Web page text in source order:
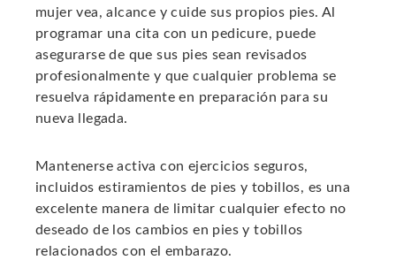
mujer vea, alcance y cuide sus propios pies. Al
programar una cita con un pedicure, puede
asegurarse de que sus pies sean revisados ​​
profesionalmente y que cualquier problema se
resuelva rápidamente en preparación para su
nueva llegada.
Mantenerse activa con ejercicios seguros,
incluidos estiramientos de pies y tobillos, es una
excelente manera de limitar cualquier efecto no
deseado de los cambios en pies y tobillos
relacionados con el embarazo.